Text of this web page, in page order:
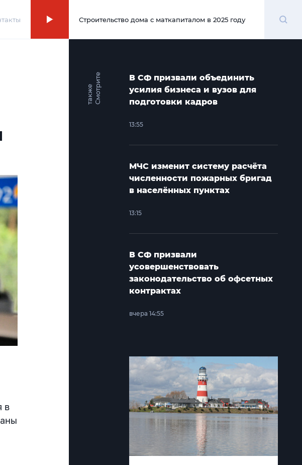
00:00
Строительство дома с маткапиталом в 2025 году
в
С
м
о
т
р и
т
е
т
а
к
ж
е
В СФ призвали объединить
усилия бизнеса и вузов для
подготовки кадров
13:55
МЧС изменит систему расчёта
численности пожарных бригад
в населённых пунктах
13:15
В СФ призвали
усовершенствовать
законодательство об офсетных
контрактах
вчера 14:55